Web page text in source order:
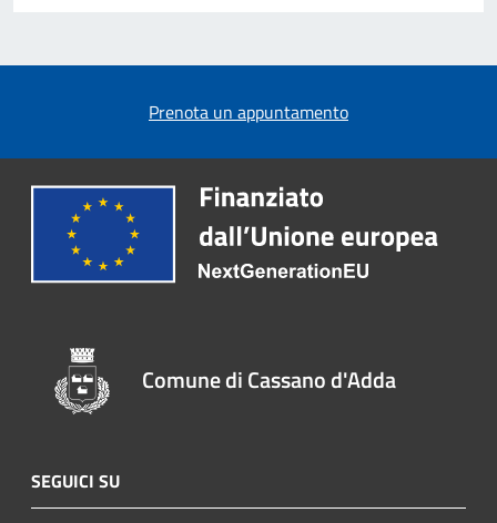
Prenota un appuntamento
Comune di Cassano d'Adda
SEGUICI SU